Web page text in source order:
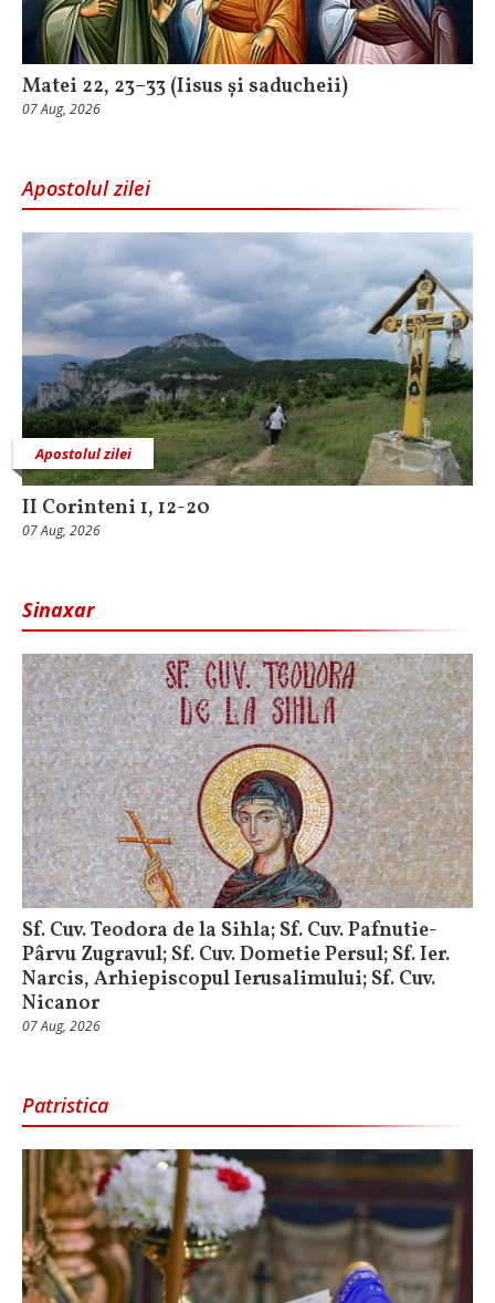
Matei 22, 23–33 (Iisus și saducheii)
07 Aug, 2026
Apostolul zilei
Apostolul zilei
II Corinteni 1, 12-20
07 Aug, 2026
Sinaxar
Sf. Cuv. Teodora de la Sihla; Sf. Cuv. Pafnutie-
Pârvu Zugravul; Sf. Cuv. Dometie Persul; Sf. Ier.
Narcis, Arhiepiscopul Ierusalimului; Sf. Cuv.
Nicanor
07 Aug, 2026
Patristica